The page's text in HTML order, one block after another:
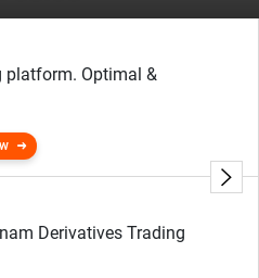
platform. Optimal &
Derivatives Trading